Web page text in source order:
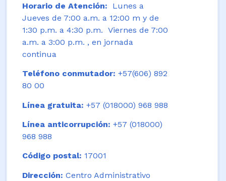
Horario de Atención:
Lunes a
Jueves de 7:00 a.m. a 12:00 m y de
1:30 p.m. a 4:30 p.m. Viernes de 7:00
a.m. a 3:00 p.m. , en jornada
continua
Teléfono conmutador: +57(606) 892
80 00
Línea gratuita: +57 (018000) 968 988
Línea anticorrupción: +57 (018000)
968 988
Código postal: 17001
Dirección: Centro Administrativo